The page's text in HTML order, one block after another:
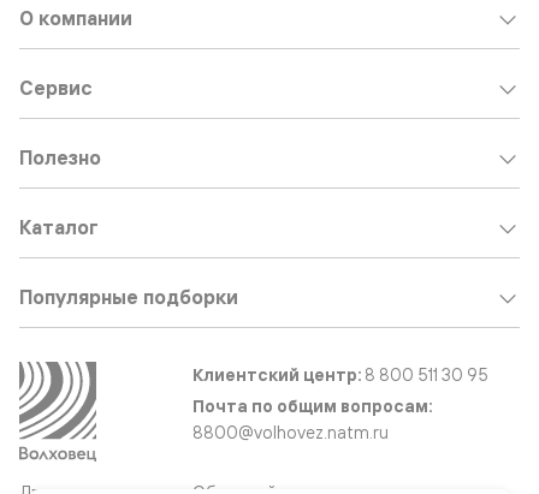
О компании
Сервис
Полезно
Каталог
Популярные подборки
Клиентский центр: 8 800 511 30 95
Почта по общим вопросам:
8800@volhovez.natm.ru